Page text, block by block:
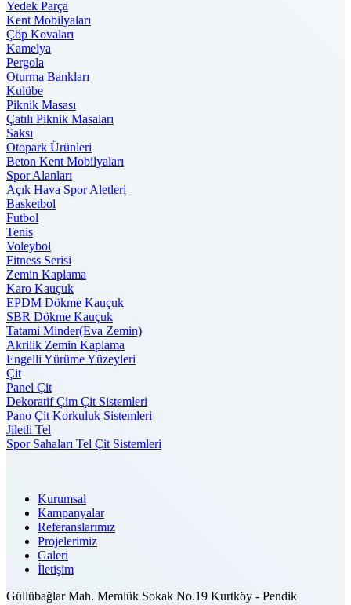
Yedek Parça
Kent Mobilyaları
Çöp Kovaları
Kamelya
Pergola
Oturma Bankları
Kulübe
Piknik Masası
Çatılı Piknik Masaları
Saksı
Otopark Ürünleri
Beton Kent Mobilyaları
Spor Alanları
Açık Hava Spor Aletleri
Basketbol
Futbol
Tenis
Voleybol
Fitness Serisi
Zemin Kaplama
Karo Kauçuk
EPDM Dökme Kauçuk
SBR Dökme Kauçuk
Tatami Minder(Eva Zemin)
Akrilik Zemin Kaplama
Engelli Yürüme Yüzeyleri
Çit
Panel Çit
Dekoratif Çim Çit Sistemleri
Pano Çit Korkuluk Sistemleri
Jiletli Tel
Spor Sahaları Tel Çit Sistemleri
Kurumsal
Kampanyalar
Referanslarımız
Projelerimiz
Galeri
İletişim
Güllübağlar Mah. Memlük Sokak No.19 Kurtköy - Pendik